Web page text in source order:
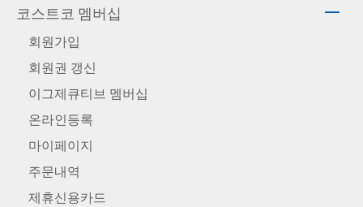
코스트코 멤버십
회원가입
회원권 갱신
이그제큐티브 멤버십
온라인등록
마이페이지
주문내역
제휴신용카드